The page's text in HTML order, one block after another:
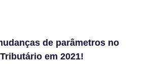
de parâmetros no
em 2021!